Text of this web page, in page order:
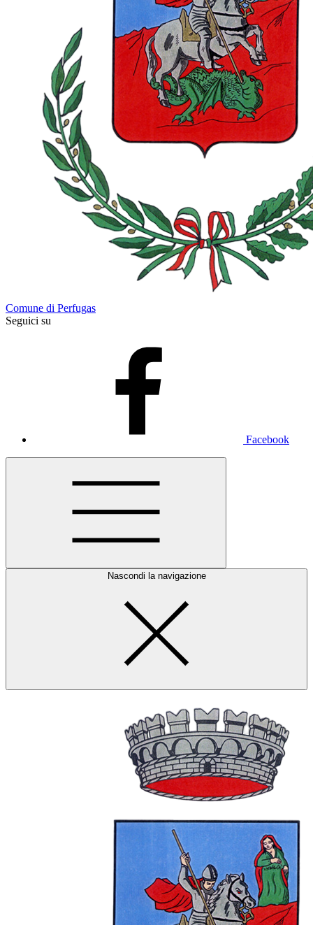
Comune di Perfugas
Seguici su
Facebook
Nascondi la navigazione